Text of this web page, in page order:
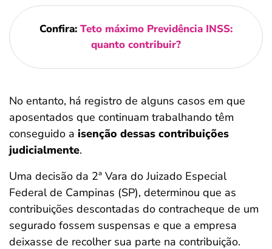
Confira: Teto máximo Previdência INSS:
quanto contribuir?
No entanto, há registro de alguns casos em que
aposentados que continuam trabalhando têm
conseguido a isenção dessas contribuições
judicialmente.
Uma decisão da 2ª Vara do Juizado Especial
Federal de Campinas (SP), determinou que as
contribuições descontadas do contracheque de um
segurado fossem suspensas e que a empresa
deixasse de recolher sua parte na contribuição.